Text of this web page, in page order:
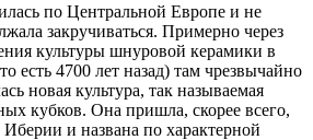
по Центральной Европе и не
закручиваться. Примерно через
культуры шнуровой керамики в
есть 4700 лет назад) там чрезвычайно
новая культура, так называемая
кубков. Она пришла, скорее всего,
и названа по характерной